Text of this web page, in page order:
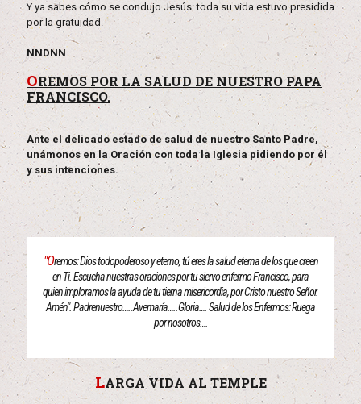
Y ya sabes cómo se condujo Jesús: toda su vida estuvo presidida
por la gratuidad.
NNDNN
OREMOS POR LA SALUD DE NUESTRO PAPA
FRANCISCO.
Ante el delicado estado de salud de nuestro Santo Padre,
unámonos en la Oración con toda la Iglesia pidiendo por él
y sus intenciones.
"Oremos: Dios todopoderoso y eterno, tú eres la salud eterna de los que creen
en Ti. Escucha nuestras oraciones por tu siervo enfermo Francisco, para
quien imploramos la ayuda de tu tierna misericordia, por Cristo nuestro Señor.
Amén". Padrenuestro…..Avemaría…..Gloria…. Salud de los Enfermos: Ruega
por nosotros….
LARGA VIDA AL TEMPLE